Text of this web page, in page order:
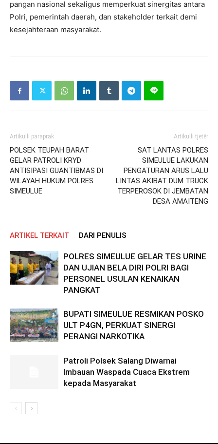
pangan nasional sekaligus memperkuat sinergitas antara
Polri, pemerintah daerah, dan stakeholder terkait demi
kesejahteraan masyarakat.
Artikulli paraprak
POLSEK TEUPAH BARAT
GELAR PATROLI KRYD
ANTISIPASI GUANTIBMAS DI
WILAYAH HUKUM POLRES
SIMEULUE
Artikulli tjetër
SAT LANTAS POLRES
SIMEULUE LAKUKAN
PENGATURAN ARUS LALU
LINTAS AKIBAT DUM TRUCK
TERPEROSOK DI JEMBATAN
DESA AMAITENG
ARTIKEL TERKAIT DARI PENULIS
POLRES SIMEULUE GELAR TES URINE
DAN UJIAN BELA DIRI POLRI BAGI
PERSONEL USULAN KENAIKAN
PANGKAT
BUPATI SIMEULUE RESMIKAN POSKO
ULT P4GN, PERKUAT SINERGI
PERANGI NARKOTIKA
Patroli Polsek Salang Diwarnai
Imbauan Waspada Cuaca Ekstrem
kepada Masyarakat